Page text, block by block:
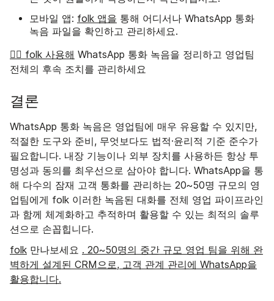
모바일 앱: folk 앱을 통해 어디서나 WhatsApp 통화
녹음 파일을 확인하고 관리하세요.
👉🏼 folk 사용해 WhatsApp 통화 녹음을 정리하고 영업팀
전체의 후속 조치를 관리하세요
결론
WhatsApp 통화 녹음은 영업팀에 매우 유용할 수 있지만,
적절한 도구와 준비, 무엇보다도 법적·윤리적 기준 준수가
필요합니다. 내장 기능이나 외부 장치를 사용하든 항상 투
명성과 동의를 최우선으로 삼아야 합니다. WhatsApp을 통
해 다수의 잠재 고객 통화를 관리하는 20~50명 규모의 영
업팀에게 folk 이러한 녹음된 대화를 전체 영업 파이프라인
과 함께 체계화하고 추적하며 활용할 수 있는 최적의 솔루
션으로 손꼽힙니다.
folk 만나보세요 . 20~50명의 중간 규모 영업 팀을 위해 완
벽하게 설계된 CRM으로, 고객 관계 관리에 WhatsApp을
활용합니다.